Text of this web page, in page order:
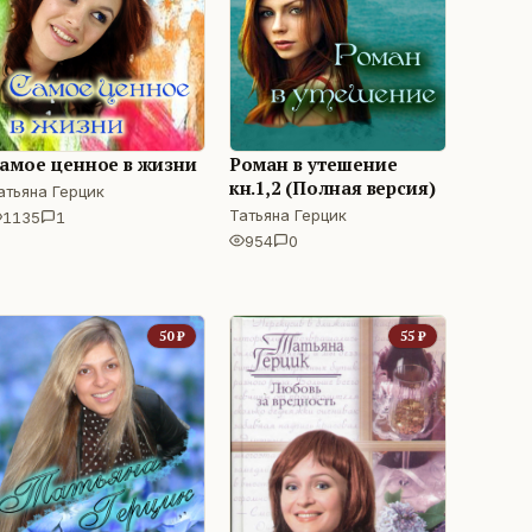
ценное в жизни
Герцик
1135
1
Роман в утешение
кн.1,2 (Полная версия)
Татьяна Герцик
954
0
50₽ 55₽